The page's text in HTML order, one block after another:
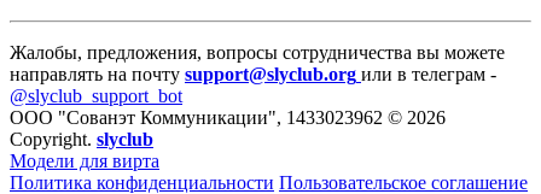
Жалобы, предложения, вопросы сотрудничества вы можете
направлять на почту support@slyclub.org или в телеграм -
@slyclub_support_bot
ООО "Сованэт Коммуникации", 1433023962 © 2026
Copyright. slyclub
Модели для вирта
Политика конфиденциальности Пользовательское соглашение